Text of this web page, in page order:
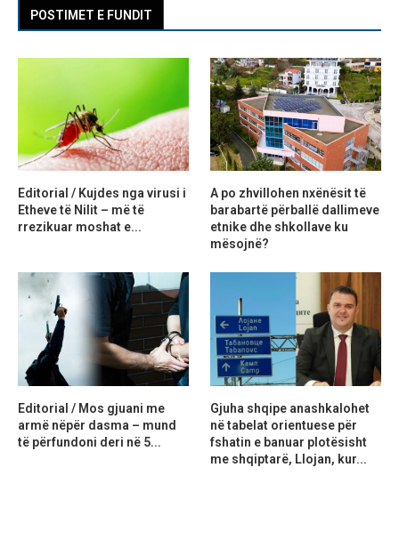
POSTIMET E FUNDIT
Editorial / Kujdes nga virusi i
Etheve të Nilit – më të
rrezikuar moshat e...
A po zhvillohen nxënësit të
barabartë përballë dallimeve
etnike dhe shkollave ku
mësojnë?
Editorial / Mos gjuani me
armë nëpër dasma – mund
të përfundoni deri në 5...
Gjuha shqipe anashkalohet
në tabelat orientuese për
fshatin e banuar plotësisht
me shqiptarë, Llojan, kur...